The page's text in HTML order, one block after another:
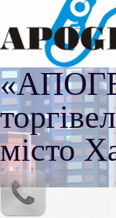
місто